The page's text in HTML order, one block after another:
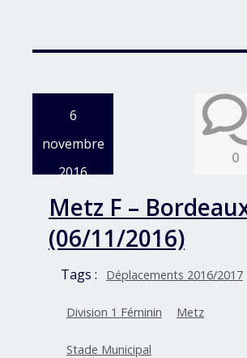
6
novembre
2016
0
Metz F –
(06/11/2016)
Tags : Déplacements 2016/2017
Division 1 Féminin Metz
Stade Municipal